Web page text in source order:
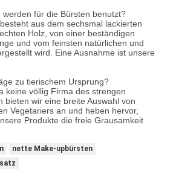
für die Bürsten benutzt?
aus dem sechsmal lackierten
Holz, von einer beständigen
und vom feinsten natürlichen und
wird. Eine Ausnahme ist unsere
zu tierischem Ursprung?
keine völlig Firma des strengen
bieten wir eine breite Auswahl von
Vegetariers an und heben hervor,
Produkte die freie Grausamkeit
nette Make-upbürsten